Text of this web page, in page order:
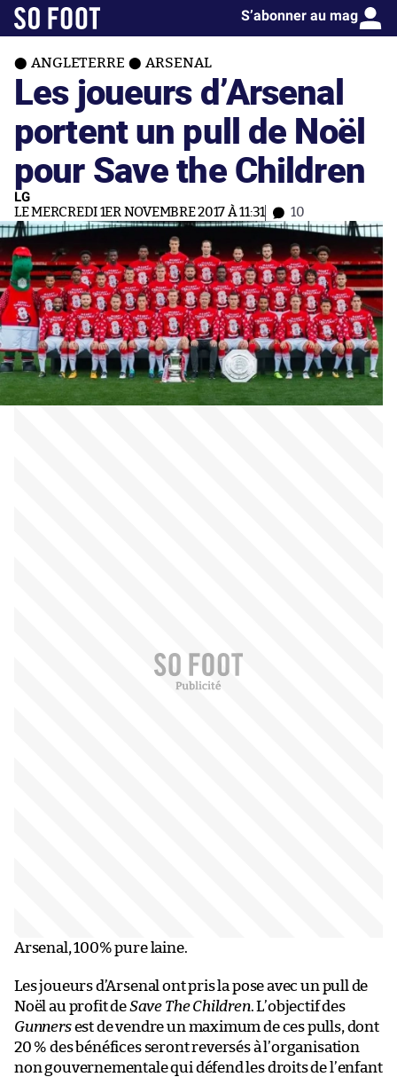
S’abonner au mag
ANGLETERRE ARSENAL
Les joueurs d’Arsenal
portent un pull de Noël
pour Save the Children
LG
LE MERCREDI 1ER NOVEMBRE 2017 À 11:31 10
Arsenal, 100% pure laine.
Les joueurs d’Arsenal ont pris la pose avec un pull de
Noël au profit deSave The Children. L’objectif des
Gunnersest de vendre un maximum de ces pulls, dont
20 % des bénéfices seront reversés à l’organisation
non gouvernementale qui défend les droits de l’enfant